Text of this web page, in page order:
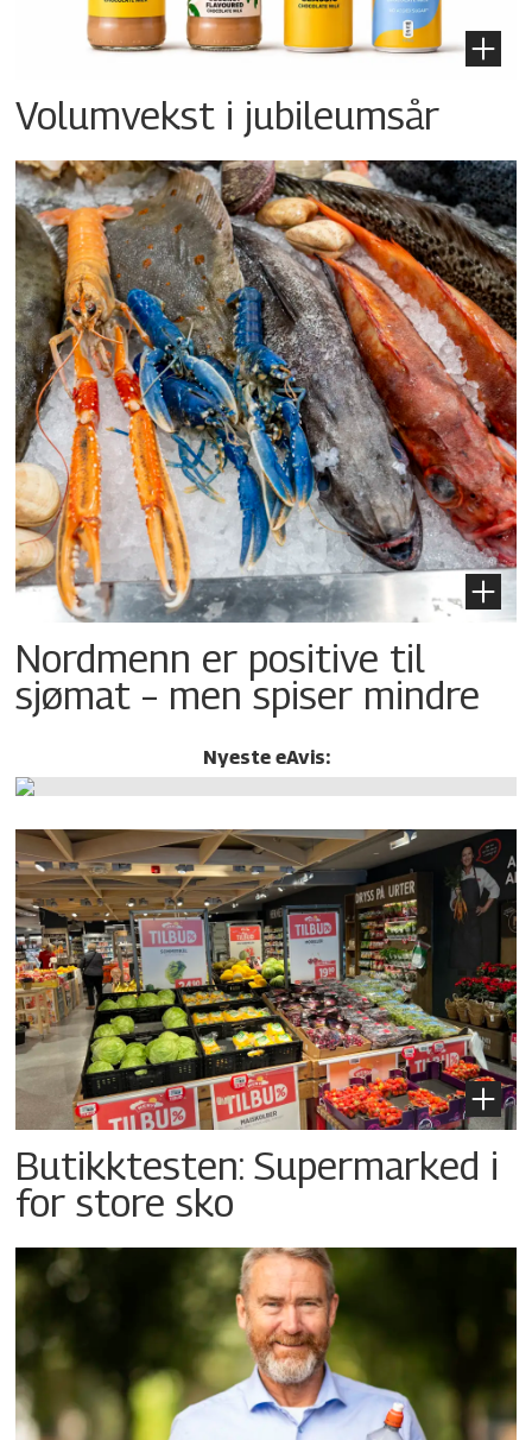
Volumvekst i jubileumsår
Nordmenn er positive til
sjømat – men spiser mindre
Nyeste eAvis:
Butikktesten: Supermarked i
for store sko